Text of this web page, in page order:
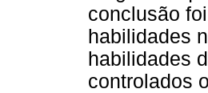
conclusão
habilidades
habilidades
controlados